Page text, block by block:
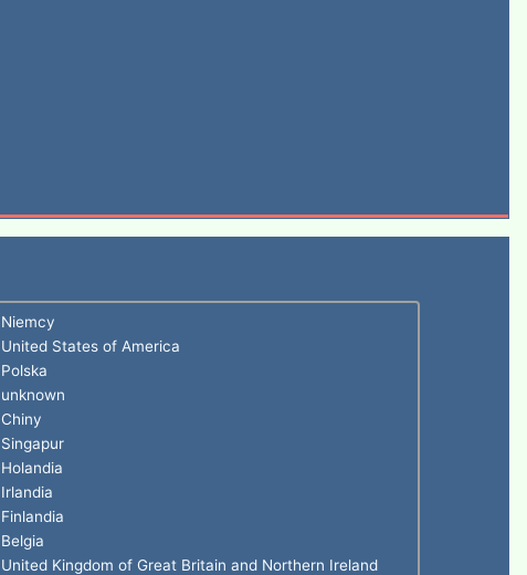
Niemcy
United States of America
Polska
unknown
Chiny
Singapur
Holandia
Irlandia
Finlandia
Belgia
United Kingdom of Great Britain and Northern Ireland